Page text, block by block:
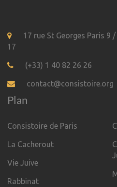
17 rue St Georges Paris 9
17
(+33) 1 40 82 26 26
contact@consistoire.org
Plan
Consistoire de Paris
La Cacherout
Vie Juive
Rabbinat